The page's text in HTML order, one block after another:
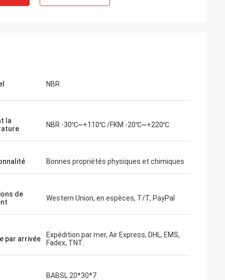
NBR
la
NBR -30℃~+110℃ /FKM -20℃~+220℃
Bonnes propriétés physiques et chimiques
de
Western Union, en espèces, T/T, PayPal
par arrivée
Expédition par mer, Air Express, DHL, EMS,
Fadex, TNT.
BABSL 20*30*7